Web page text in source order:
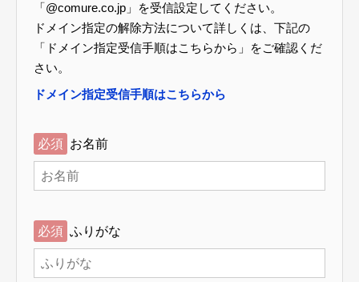
「@comure.co.jp」を受信設定してください。
ドメイン指定の解除方法について詳しくは、下記の
「ドメイン指定受信手順はこちらから」をご確認くだ
さい。
ドメイン指定受信手順はこちらから
必須 お名前
必須 ふりがな